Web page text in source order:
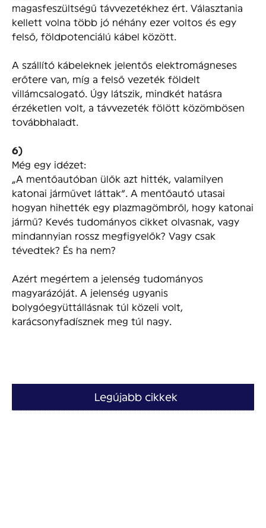
magasfeszültségű távvezetékhez ért. Választania
kellett volna több jó néhány ezer voltos és egy
felső, földpotenciálú kábel között.
A szállító kábeleknek jelentős elektromágneses
erőtere van, míg a felső vezeték földelt
villámcsalogató. Úgy látszik, mindkét hatásra
érzéketlen volt, a távvezeték fölött közömbösen
továbbhaladt.
6)
Még egy idézet:
„A mentőautóban ülők azt hitték, valamilyen
katonai járművet láttak”. A mentőautó utasai
hogyan hihették egy plazmagömbről, hogy katonai
jármű? Kevés tudományos cikket olvasnak, vagy
mindannyian rossz megfigyelők? Vagy csak
tévedtek? És ha nem?
Azért megértem a jelenség tudományos
magyarázóját. A jelenség ugyanis
bolygóegyüttállásnak túl közeli volt,
karácsonyfadísznek meg túl nagy.
Legújabb cikkek